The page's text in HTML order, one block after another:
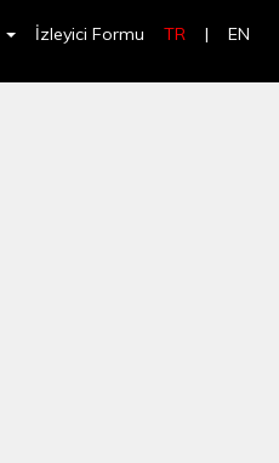
İzleyici Formu TR | EN